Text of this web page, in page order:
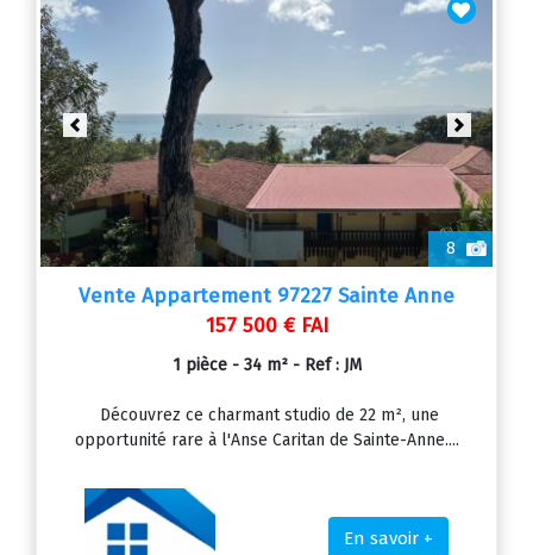
8
Previous Next
Vente Appartement 97227 Sainte Anne
157 500 € FAI
1 pièce - 34 m² - Ref : JM
Découvrez ce charmant studio de 22 m², une
opportunité rare à l'Anse Caritan de Sainte-Anne....
En savoir +